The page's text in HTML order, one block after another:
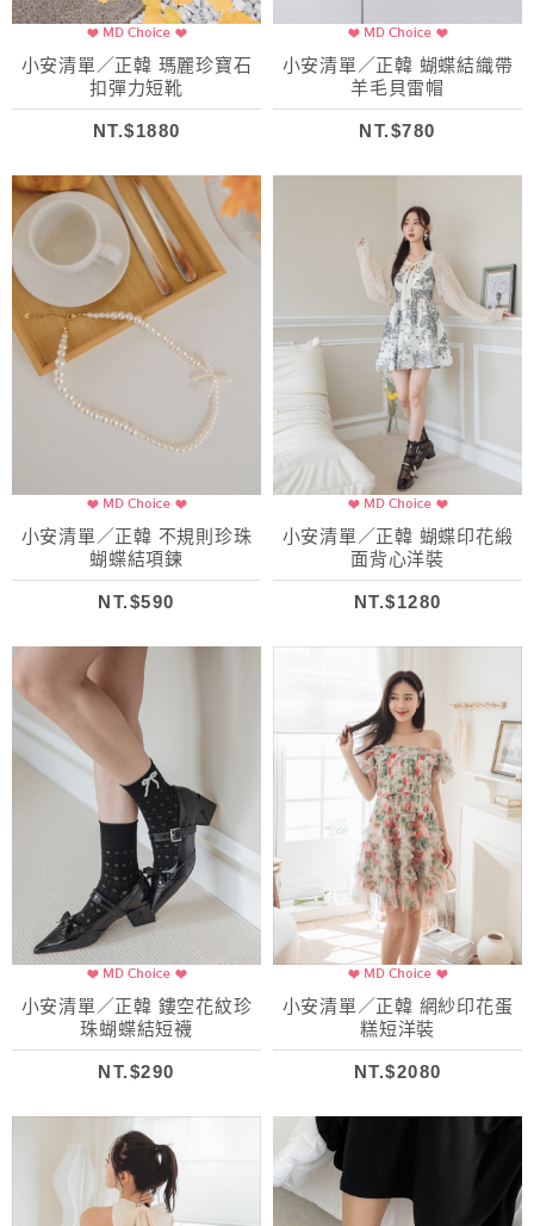
小安清單／正韓 瑪麗珍寶石
扣彈力短靴
NT.$1880
小安清單／正韓 蝴蝶結織帶
羊毛貝雷帽
NT.$780
小安清單／正韓 不規則珍珠
蝴蝶結項鍊
NT.$590
小安清單／正韓 蝴蝶印花緞
面背心洋裝
NT.$1280
小安清單／正韓 鏤空花紋珍
珠蝴蝶結短襪
NT.$290
小安清單／正韓 網紗印花蛋
糕短洋裝
NT.$2080